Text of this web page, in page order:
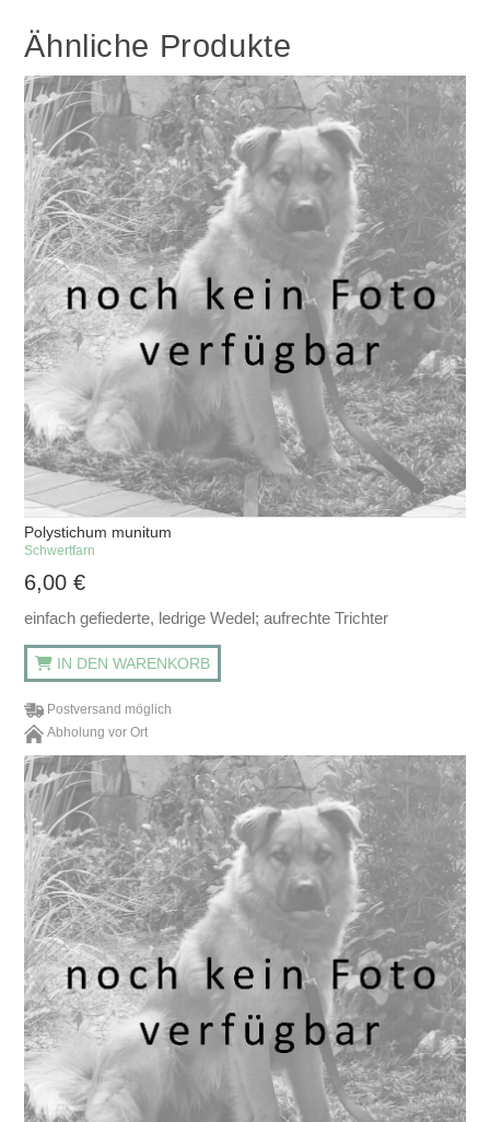
Ähnliche Produkte
Polystichum munitum
Schwertfarn
6,00€
einfach gefiederte, ledrige Wedel; aufrechte Trichter
IN DEN WARENKORB
Postversand möglich
Abholung vor Ort